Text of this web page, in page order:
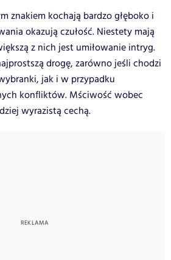
znakiem kochają bardzo głęboko i
okazują czułość. Niestety mają
z nich jest umiłowanie intryg.
drogę, zarówno jeśli chodzi
jak i w przypadku
konfliktów. Mściwość wobec
wyrazistą cechą.